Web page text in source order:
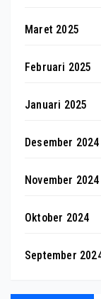
Maret 2025
Februari 2025
Januari 2025
Desember 2024
November 2024
Oktober 2024
September